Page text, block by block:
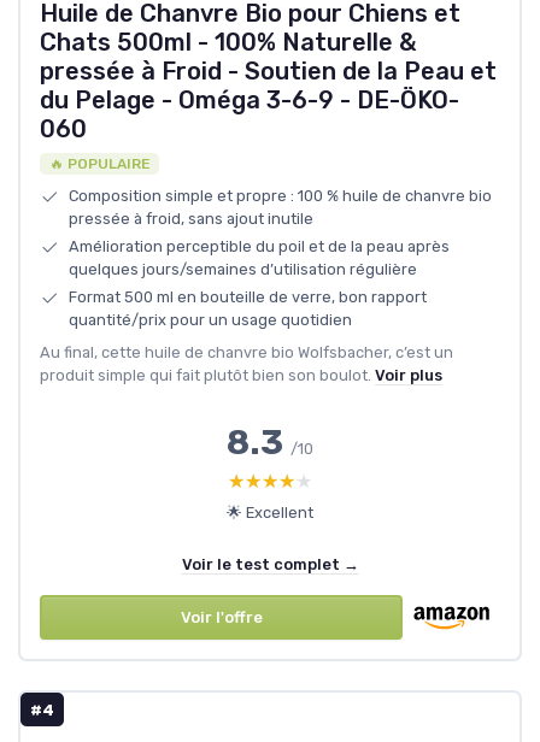
Huile de Chanvre Bio pour Chiens et
Chats 500ml - 100% Naturelle &
pressée à Froid - Soutien de la Peau et
du Pelage - Oméga 3-6-9 - DE-ÖKO-
060
🔥 POPULAIRE
Composition simple et propre : 100 % huile de chanvre bio
pressée à froid, sans ajout inutile
Amélioration perceptible du poil et de la peau après
quelques jours/semaines d’utilisation régulière
Format 500 ml en bouteille de verre, bon rapport
quantité/prix pour un usage quotidien
Au final, cette huile de chanvre bio Wolfsbacher, c’est un
produit simple qui fait plutôt bien son boulot. Voir plus
8.3 /10
★★★★★
★★★★★
🌟 Excellent
Voir le test complet →
Voir l'offre
#4